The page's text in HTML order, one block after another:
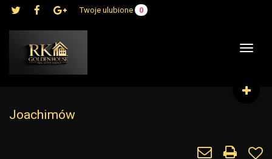
Twoje ulubione 0
Toggle
Joachimów